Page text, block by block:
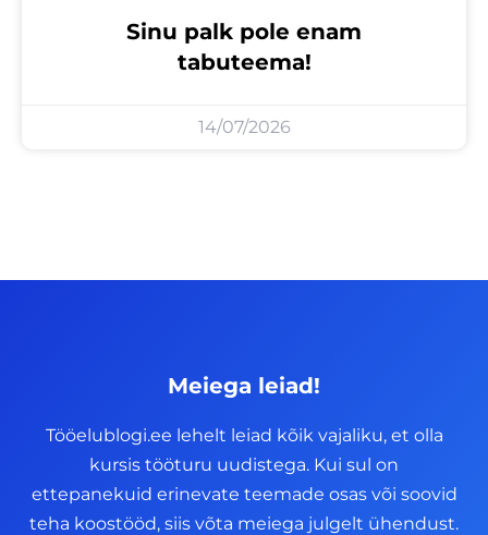
Sinu palk pole enam
tabuteema!
14/07/2026
Meiega leiad!
Tööelublogi.ee lehelt leiad kõik vajaliku, et olla
kursis tööturu uudistega. Kui sul on
ettepanekuid erinevate teemade osas või soovid
teha koostööd, siis võta meiega julgelt ühendust.